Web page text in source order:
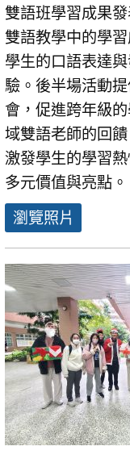
雙語班學習成果
雙語教學中的學
學生的口語表達
驗。後半場活動
會，促進跨年級
域雙語老師的回
激發學生的學習
多元價值與亮點。
瀏覽照片